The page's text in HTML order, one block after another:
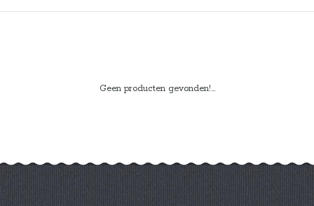
Geen producten gevonden!...